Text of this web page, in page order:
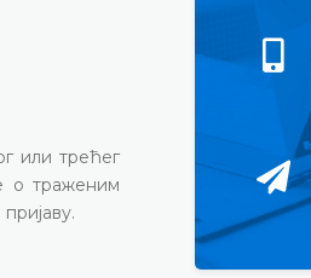
или трећег
о траженим